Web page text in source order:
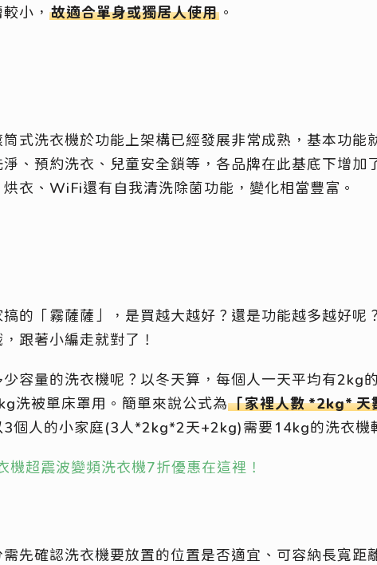
小， 故適合單身或獨居人使用。
式洗衣機於功能上架構已經發展非常成熟，基本功能
、預約洗衣、兒童安全鎖等，各品牌在此基底下增加
衣、WiFi還有自我清洗除菌功能，變化相當豐富。
的「霧薩薩」，是買越大越好？還是功能越多越好呢
跟著小編走就對了！
容量的洗衣機呢？以冬天算，每個人一天平均有2kg
洗被單床罩用。簡單來說公式為「家裡人數*2kg*天
3個人的小家庭(3人*2kg*2天+2kg)需要14kg的洗衣機
機超震波變頻洗衣機7折優惠在這裡！
先確認洗衣機要放置的位置是否適宜、可容納長寬距